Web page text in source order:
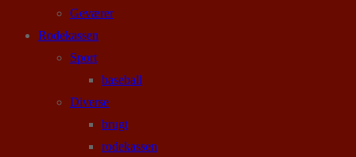
Geværer
Rodekassen
Sport
baseball
Diverse
brugt
rodekassen